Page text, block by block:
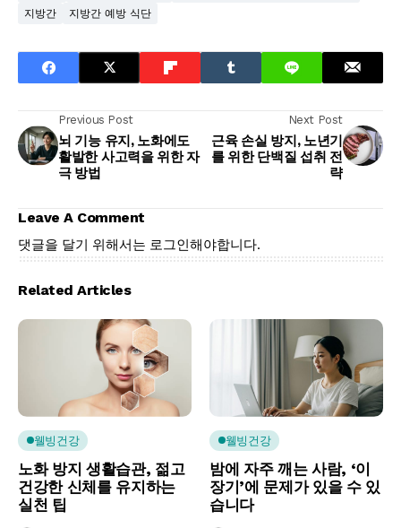
지방간
지방간 예방 식단
Previous Post
뇌 기능 유지, 노화에도
활발한 사고력을 위한 자
극 방법
Next Post
근육 손실 방지, 노년기
를 위한 단백질 섭취 전
략
Leave A Comment
댓글을 달기 위해서는 로그인해야합니다.
Related Articles
웰빙건강
노화 방지 생활습관, 젊고
건강한 신체를 유지하는
실천 팁
웰빙건강
밤에 자주 깨는 사람, ‘이
장기’에 문제가 있을 수 있
습니다